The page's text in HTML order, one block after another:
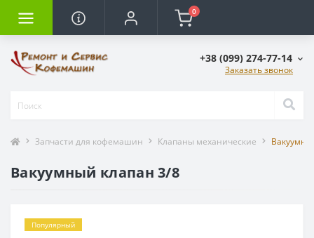
0
+38 (099) 274-77-14
Заказать звонок
Запчасти для кофемашин Клапаны механические
Вакуумный клапан 3/8
Популярный